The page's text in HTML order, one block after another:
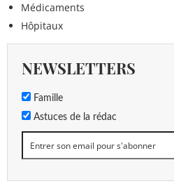
Médicaments
Hôpitaux
NEWSLETTERS
Famille
Astuces de la rédac